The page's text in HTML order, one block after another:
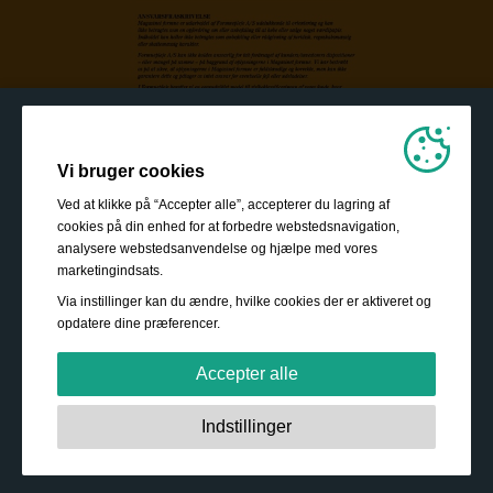
Sådan bliver du investor
Vi bruger cookies
Ved at klikke på “Accepter alle”, accepterer du lagring af
cookies på din enhed for at forbedre webstedsnavigation,
analysere webstedsanvendelse og hjælpe med vores
marketingindsats.
Via instillinger kan du ændre, hvilke cookies der er aktiveret og
opdatere dine præferencer.
Accepter alle
Strengt nødvendige:
Disse cookies er essentielle for at
sikre grundlæggende funktionalitet såsom navigation,
Indstillinger